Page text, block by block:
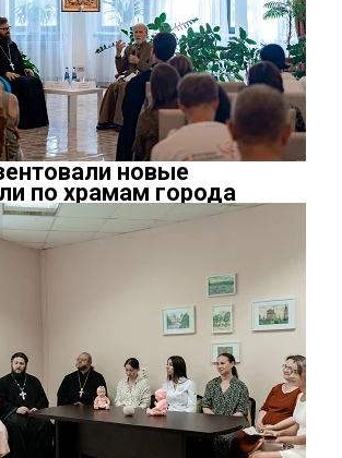
новые
по храмам города